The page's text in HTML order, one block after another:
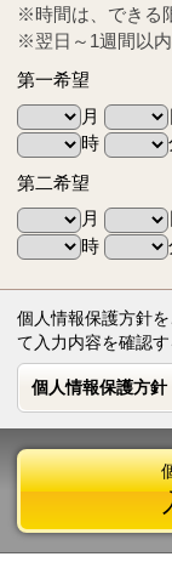
※時間は、できる
※翌日～1週間以内
第一希望
月
時
第二希望
月
時
個人情報保護方針
て入力内容を確認
個人情報保護方針
個人情報保護方針